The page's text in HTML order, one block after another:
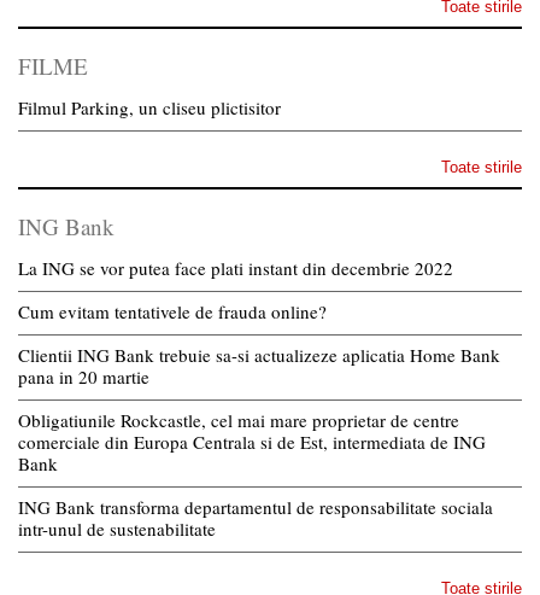
Toate stirile
FILME
Filmul Parking, un cliseu plictisitor
Toate stirile
ING Bank
La ING se vor putea face plati instant din decembrie 2022
Cum evitam tentativele de frauda online?
Clientii ING Bank trebuie sa-si actualizeze aplicatia Home Bank
pana in 20 martie
Obligatiunile Rockcastle, cel mai mare proprietar de centre
comerciale din Europa Centrala si de Est, intermediata de ING
Bank
ING Bank transforma departamentul de responsabilitate sociala
intr-unul de sustenabilitate
Toate stirile